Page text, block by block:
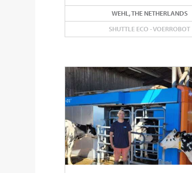
WEHL, THE NETHERLANDS
SHUTTLE ECO - VOERROBOT